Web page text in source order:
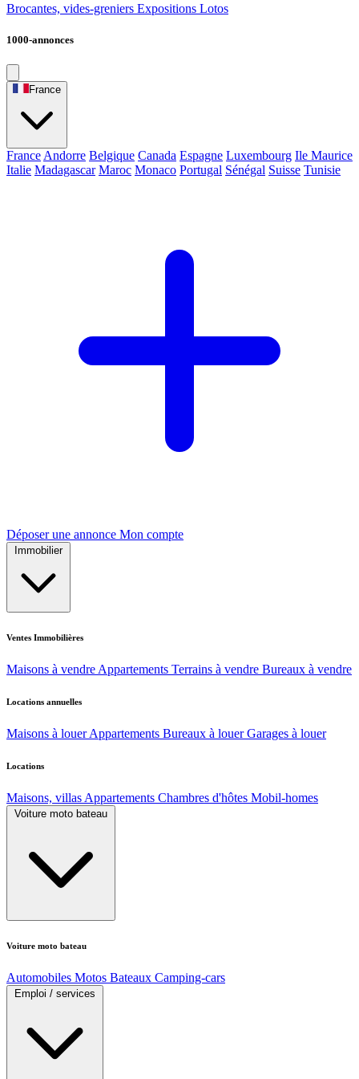
Brocantes, vides-greniers Expositions Lotos
1000-annonces
France
France Andorre Belgique Canada Espagne Luxembourg Ile Maurice
Italie Madagascar Maroc Monaco Portugal Sénégal Suisse Tunisie
Déposer une annonce Mon compte
Immobilier
Ventes Immobilières
Maisons à vendre Appartements Terrains à vendre Bureaux à vendre
Locations annuelles
Maisons à louer Appartements Bureaux à louer Garages à louer
Locations
Maisons, villas Appartements Chambres d'hôtes Mobil-homes
Voiture moto bateau
Voiture moto bateau
Automobiles Motos Bateaux Camping-cars
Emploi / services